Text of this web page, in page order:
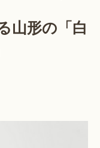
山形の「白